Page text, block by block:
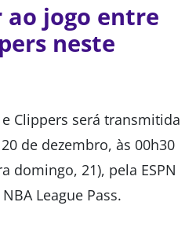
ao jogo entre
neste
Clippers será transmitida
de dezembro, às 00h30
domingo, 21), pela ESPN
League Pass.